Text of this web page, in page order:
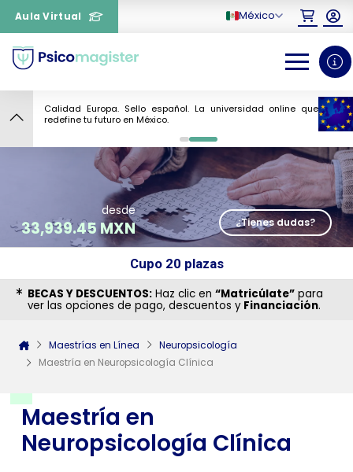
Aula Virtual México
Calidad Europa. Sello español. La universidad online que
redefine tu futuro en México.
0 1
Maestría en
Neuropsicología Clínica
10
desde
33,939.45 MXN ¿Tienes dudas?
Cupo 20 plazas
BECAS Y DESCUENTOS: Haz clic en “Matricúlate” para
ver las opciones de pago, descuentos y Financiación.
Maestrías en Línea
Neuropsicología
Maestría en Neuropsicología Clínica
¿Necesitas más información
sobre un curso?